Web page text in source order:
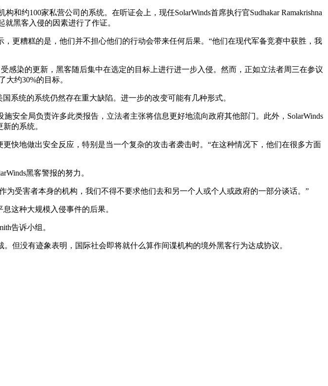
约100家私营公司的系统。在听证会上，现任SolarWinds首席执行官Sudhakar Ramakrishna
就黑客入侵的因素进行了作证。
更糟糕的是，他们并不担心他们的行动会带来任何后果。“他们在现代军备竞赛中获胜，我
感染的更新，黑客随后集中在选定的目标上进行进一步入侵。然而，正如立法者周三在参议
约30%的目标。
系统的系统仍然存在重大缺陷。进一步的改变可能有几种形式。
安全局负责许多此类报告，立法者主张将信息更好地流向政府其他部门。此外，SolarWinds
的系统。
快地做出安全反应，特别是当一个复杂的攻击者袭击时。“在这种情况下，他们在很多方面
黑客警报的努力。
受害者本身的机构，我们不得不要求他们去和另一个人或个人或政府的一部分谈话。”
这种大规模入侵事件的后果。
告诉小组。
但没有迹象表明，国际社会即将就什么算作间谍机构的境外黑客行为达成协议。